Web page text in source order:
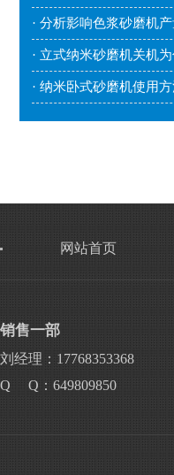
· 分析影响色浆砂磨机
· 立式纳米砂磨机关机
· 纳米卧式砂磨机使用
网站首页
销售一部
刘经理：17768353368
Q Q：649809850